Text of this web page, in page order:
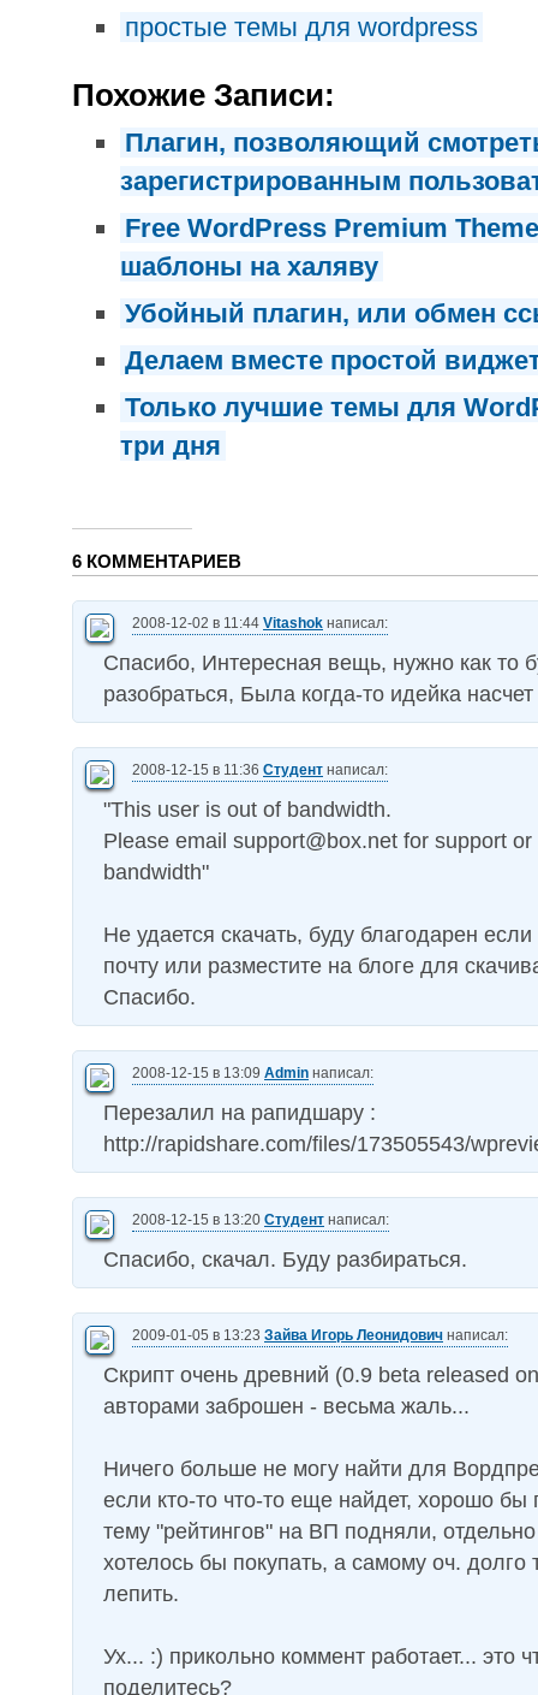
простые темы для wordpress
Похожие Записи:
Плагин, позволяющий
зарегистрированным
Free WordPress Premium
шаблоны на халяву
Убойный плагин, или обмен
Делаем вместе простой
Только лучшие темы для
три дня
6 КОММЕНТАРИЕВ
2008-12-02 в 11:44 Vitashok написал:
Спасибо, Интересная вещь, нужно как то
разобраться, Была когда-то идейка
2008-12-15 в 11:36 Студент написал:
"This user is out of bandwidth.
Please email support@box.net for support
bandwidth"
Не удается скачать, буду благодарен
почту или разместите на блоге для
Спасибо.
2008-12-15 в 13:09 Admin написал:
Перезалил на рапидшару :
http://rapidshare.com/files/173505543/
2008-12-15 в 13:20 Студент написал:
Спасибо, скачал. Буду разбираться.
2009-01-05 в 13:23 Зайва Игорь Леонидович написал:
Скрипт очень древний (0.9 beta released
авторами заброшен - весьма жаль...
Ничего больше не могу найти для
если кто-то что-то еще найдет, хорошо бы
тему "рейтингов" на ВП подняли, отдельно
хотелось бы покупать, а самому оч. долго
лепить.
Ух... :) прикольно коммент работает... это
поделитесь?